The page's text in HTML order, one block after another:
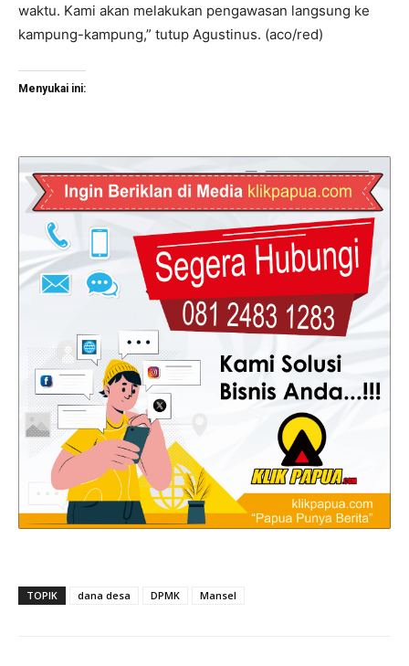
waktu. Kami akan melakukan pengawasan langsung ke
kampung-kampung,” tutup Agustinus. (aco/red)
Menyukai ini:
TOPIK dana desa DPMK Mansel